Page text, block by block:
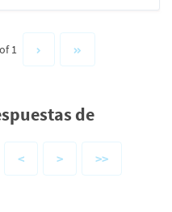
1
de
< > >>